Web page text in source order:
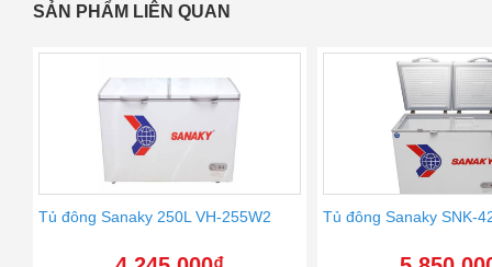
SẢN PHẨM LIÊN QUAN
Tủ đông Sanaky 250L VH-255W2 Tủ đông Sanaky SNK-